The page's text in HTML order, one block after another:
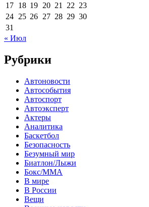
17 18 19 20 21 22 23
24 25 26 27 28 29 30
31
« Июл
Рубрики
Автоновости
Автособытия
Автоспорт
Автоэксперт
Актеры
Аналитика
Баскетбол
Безопасность
Безумный мир
Биатлон/Лыжи
Бокс/MMA
В мире
В России
Вещи